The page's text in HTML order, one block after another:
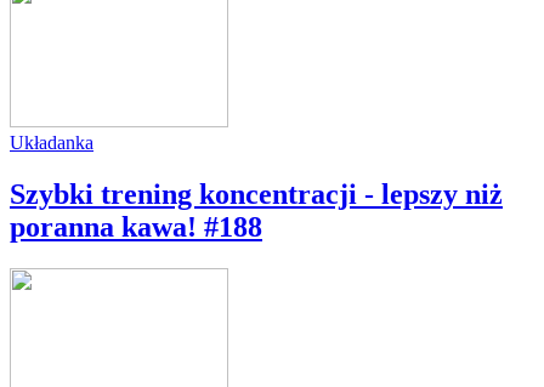
Układanka
Szybki trening koncentracji - lepszy niż
poranna kawa! #188